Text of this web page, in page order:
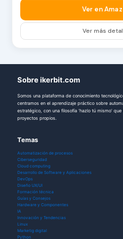
Ver en
Ver más
Sobre ikerbit.com
Somos una plataforma de conocimiento
centramos en el aprendizaje práctico sobre
estratégico, con una filosofía 'hazlo tú mismo'
proyectos propios.
Temas
Automatización de procesos
Ciberseguridad
Cloud computing
Desarrollo de Software y Aplicaciones
DevOps
Diseño UX/UI
Formación técnica
Guías y Consejos
Hardware y Componentes
IA
Innovación y Tendencias
Linux
Marketig digital
Python